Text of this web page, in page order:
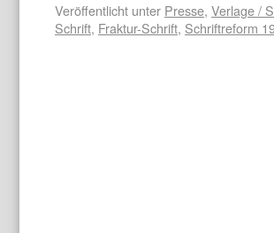
Veröffentlicht unter Presse, Verlage /
Schrift, Fraktur-Schrift, Schriftreform